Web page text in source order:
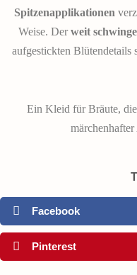
Spitzenapplikationen
Weise. Derweit
aufgestickten Blütendetails
Ein Kleid für Bräute,
Facebook
Pinterest